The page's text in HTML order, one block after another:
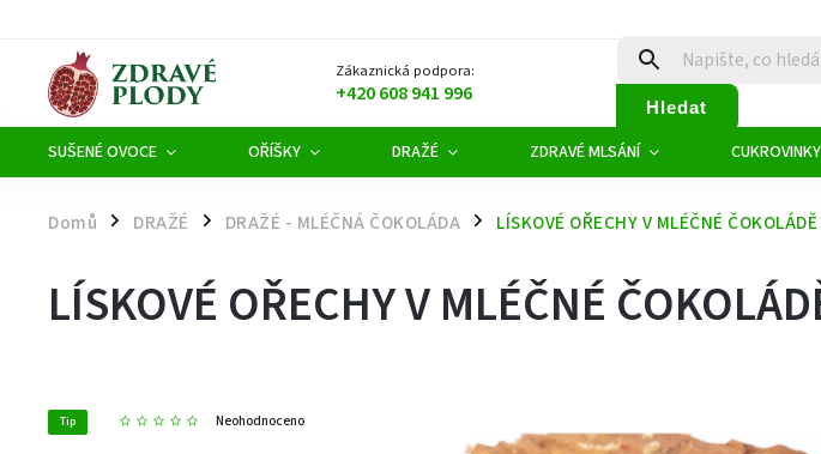
Zákaznická podpora:
+420 608 941 996 Hledat
SUŠENÉ OVOCE OŘÍŠKY DRAŽÉ ZDRAVÉ MLSÁNÍ CUKROVINKY
Domů / DRAŽÉ / DRAŽÉ - MLÉČNÁ ČOKOLÁDA / LÍSKOVÉ OŘECHY V MLÉČNÉ
LÍSKOVÉ OŘECHY V MLÉČNÉ
Tip Neohodnoceno